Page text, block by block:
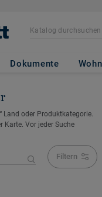
Dokumente
Land oder Produktkategorie.
Karte. Vor jeder Suche
Filtern